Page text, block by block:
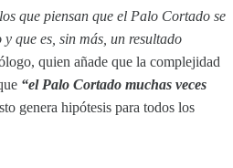
que piensan que el Palo Cortado se
que es, sin más, un resultado
quien añade que la complejidad
“el Palo Cortado muchas veces
genera hipótesis para todos los